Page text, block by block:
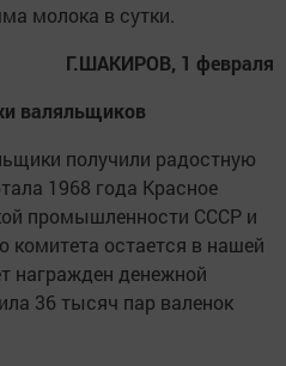
молока в сутки.
Г.ШАКИРОВ, 1 февраля
валяльщиков
получили радостную
1968 года Красное
промышленности СССР и
комитета остается в нашей
награжден денежной
36 тысяч пар валенок